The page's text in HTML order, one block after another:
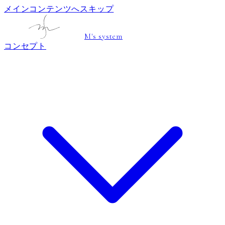
メインコンテンツへスキップ
M's system
コンセプト